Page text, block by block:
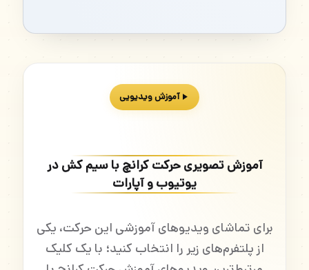
آموزش ویدیویی
آموزش تصویری حرکت کرانچ با سیم کش در
یوتیوب و آپارات
برای تماشای ویدیوهای آموزشی این حرکت، یکی
از پلتفرم‌های زیر را انتخاب کنید؛ با یک کلیک